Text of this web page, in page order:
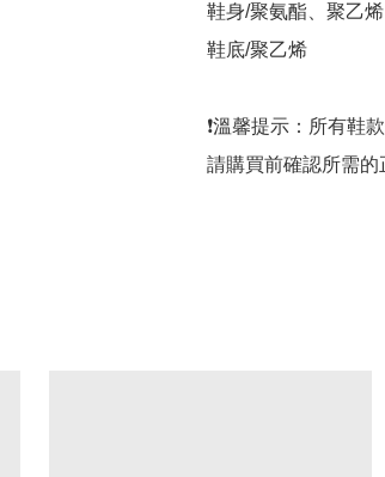
鞋身/聚氨酯、聚乙烯
鞋底/聚乙烯
❗️溫馨提示：所有鞋
請購買前確認所需的